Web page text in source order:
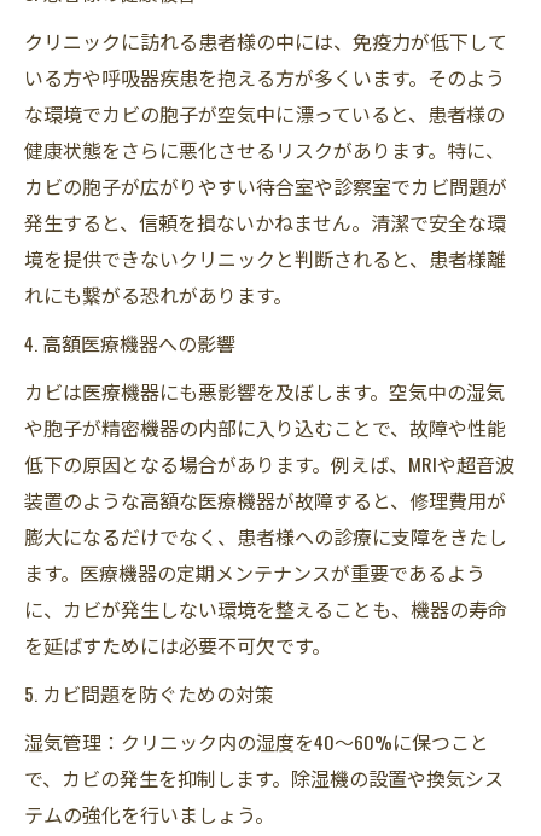
クリニックに訪れる患者様の中には、免疫力が低下して
いる方や呼吸器疾患を抱える方が多くいます。そのよう
な環境でカビの胞子が空気中に漂っていると、患者様の
健康状態をさらに悪化させるリスクがあります。特に、
カビの胞子が広がりやすい待合室や診察室でカビ問題が
発生すると、信頼を損ないかねません。清潔で安全な環
境を提供できないクリニックと判断されると、患者様離
れにも繋がる恐れがあります。
4. 高額医療機器への影響
カビは医療機器にも悪影響を及ぼします。空気中の湿気
や胞子が精密機器の内部に入り込むことで、故障や性能
低下の原因となる場合があります。例えば、MRIや超音波
装置のような高額な医療機器が故障すると、修理費用が
膨大になるだけでなく、患者様への診療に支障をきたし
ます。医療機器の定期メンテナンスが重要であるよう
に、カビが発生しない環境を整えることも、機器の寿命
を延ばすためには必要不可欠です。
5. カビ問題を防ぐための対策
湿気管理：クリニック内の湿度を40～60%に保つこと
で、カビの発生を抑制します。除湿機の設置や換気シス
テムの強化を行いましょう。